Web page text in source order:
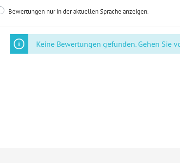
Bewertungen nur in der aktuellen Sprache anzeigen.
Keine Bewertungen gefunden. Gehen Sie